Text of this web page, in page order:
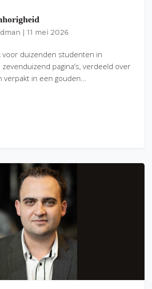
11 mei 2026
voor duizenden studenten in
zevenduizend pagina’s, verdeeld over
in een gouden…